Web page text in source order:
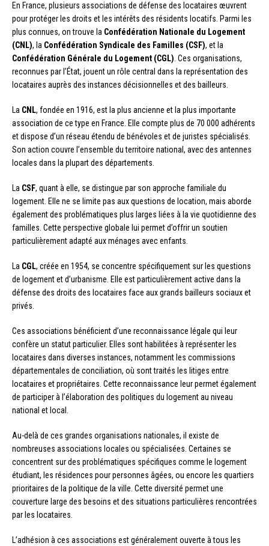
En France, plusieurs associations de défense des locataires œuvrent
pour protéger les droits et les intérêts des résidents locatifs. Parmi les
plus connues, on trouve la Confédération Nationale du Logement
(CNL), la Confédération Syndicale des Familles (CSF), et la
Confédération Générale du Logement (CGL). Ces organisations,
reconnues par l’État, jouent un rôle central dans la représentation des
locataires auprès des instances décisionnelles et des bailleurs.
La CNL, fondée en 1916, est la plus ancienne et la plus importante
association de ce type en France. Elle compte plus de 70 000 adhérents
et dispose d’un réseau étendu de bénévoles et de juristes spécialisés.
Son action couvre l’ensemble du territoire national, avec des antennes
locales dans la plupart des départements.
La CSF, quant à elle, se distingue par son approche familiale du
logement. Elle ne se limite pas aux questions de location, mais aborde
également des problématiques plus larges liées à la vie quotidienne des
familles. Cette perspective globale lui permet d’offrir un soutien
particulièrement adapté aux ménages avec enfants.
La CGL, créée en 1954, se concentre spécifiquement sur les questions
de logement et d’urbanisme. Elle est particulièrement active dans la
défense des droits des locataires face aux grands bailleurs sociaux et
privés.
Ces associations bénéficient d’une reconnaissance légale qui leur
confère un statut particulier. Elles sont habilitées à représenter les
locataires dans diverses instances, notamment les commissions
départementales de conciliation, où sont traités les litiges entre
locataires et propriétaires. Cette reconnaissance leur permet également
de participer à l’élaboration des politiques du logement au niveau
national et local.
Au-delà de ces grandes organisations nationales, il existe de
nombreuses associations locales ou spécialisées. Certaines se
concentrent sur des problématiques spécifiques comme le logement
étudiant, les résidences pour personnes âgées, ou encore les quartiers
prioritaires de la politique de la ville. Cette diversité permet une
couverture large des besoins et des situations particulières rencontrées
par les locataires.
L’adhésion à ces associations est généralement ouverte à tous les